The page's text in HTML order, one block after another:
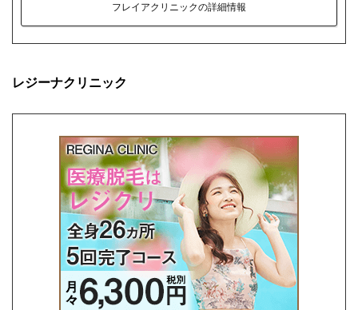
フレイアクリニックの詳細情報
レジーナクリニック